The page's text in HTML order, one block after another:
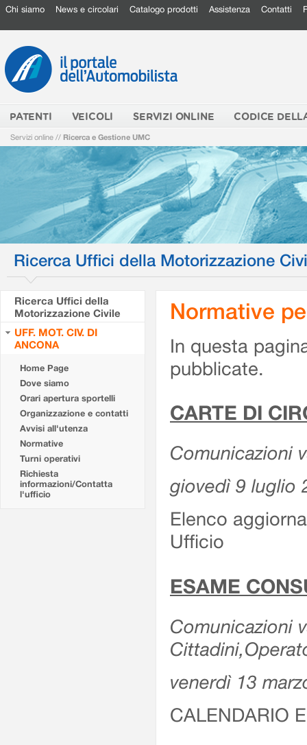
Chi siamo News e circolari Catalogo prodotti Assistenza Contatti
PATENTI VEICOLI SERVIZI ONLINE CODICE
Servizi online // Ricerca e Gestione UMC
Ricerca Uffici della Motorizzazione
Ricerca Uffici della
Motorizzazione Civile
UFF. MOT. CIV. DI
ANCONA
Home Page
Dove siamo
Orari apertura sportelli
Organizzazione e contatti
Avvisi all'utenza
Normative
Turni operativi
Richiesta
informazioni/Contatta
l'ufficio
Normative
In questa
pubblicate.
CARTE DI
Comunicazioni
giovedì 9 luglio
Elenco
Ufficio
ESAME
Comunicazioni
venerdì 13
CALENDARIO